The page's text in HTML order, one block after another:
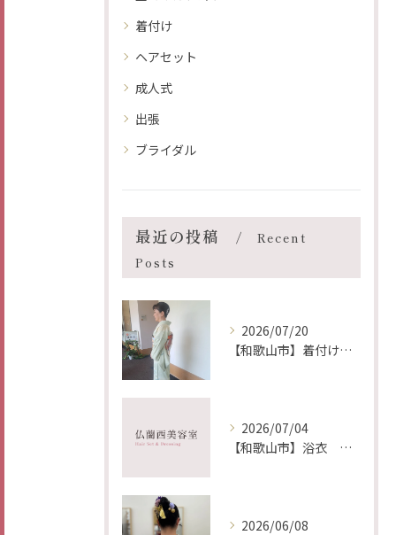
着付け
ヘアセット
成人式
出張
ブライダル
最近の投稿
Recent
Posts
2026/07/20
【和歌山市】着付け ヘア メイク 出張 仏蘭西美容室
2026/07/04
【和歌山市】浴衣 レンタル着付け ヘア メイク 出張 仏蘭西美容室
2026/06/08